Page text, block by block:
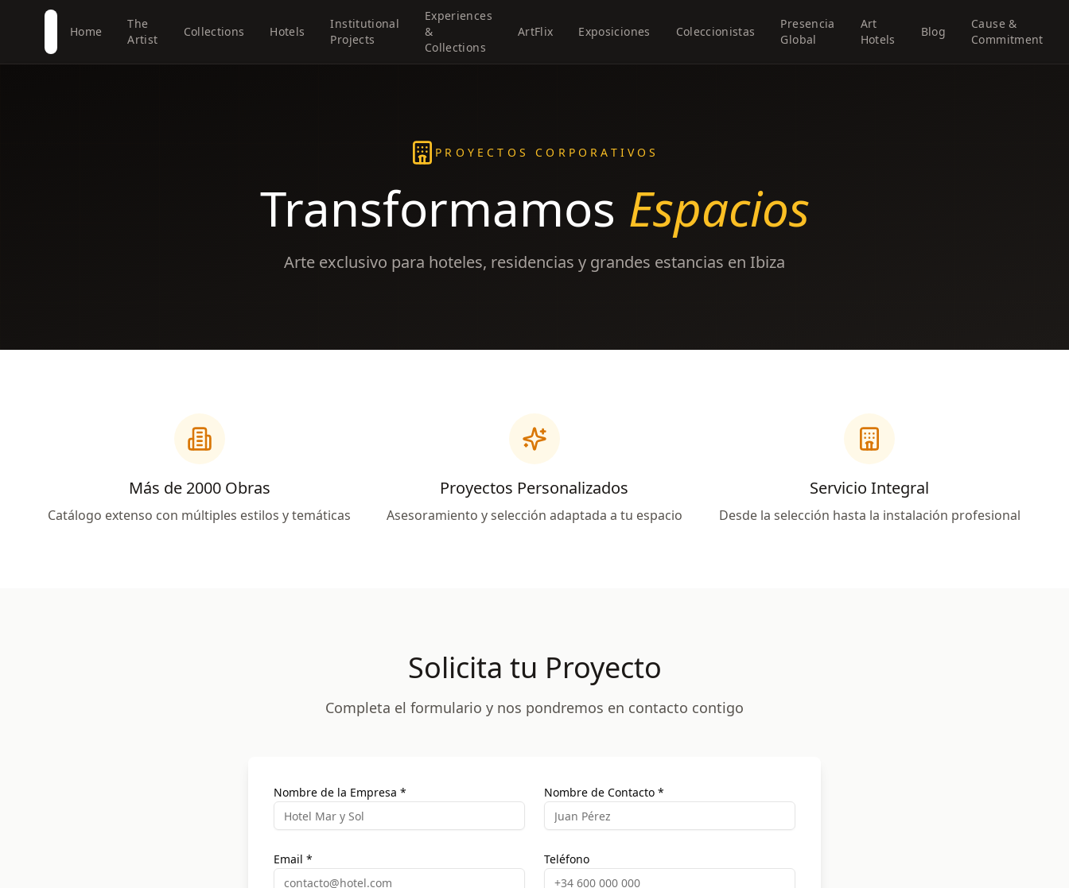
Home
The
Artist
Collections Hotels
Institutional
Projects
Experiences
&
Collections
ArtFlix Exposiciones Coleccionistas
Presencia
Global
Art
Hotels
Blog
Cause &
Commitment
PROYECTOS CORPORATIVOS
Transformamos Espacios
Arte exclusivo para hoteles, residencias y grandes estancias en Ibiza
Más de 2000 Obras
Catálogo extenso con múltiples estilos y temáticas
Proyectos Personalizados
Asesoramiento y selección adaptada a tu espacio
Servicio Integral
Desde la selección hasta la instalación profesional
Solicita tu Proyecto
Completa el formulario y nos pondremos en contacto contigo
Nombre de la Empresa * Nombre de Contacto *
Email * Teléfono